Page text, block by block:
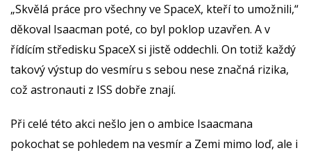
„Skvělá práce pro všechny ve SpaceX, kteří to umožnili,“
děkoval Isaacman poté, co byl poklop uzavřen. A v
řídícím středisku SpaceX si jistě oddechli. On totiž každý
takový výstup do vesmíru s sebou nese značná rizika,
což astronauti z ISS dobře znají.
Při celé této akci nešlo jen o ambice Isaacmana
pokochat se pohledem na vesmír a Zemi mimo loď, ale i